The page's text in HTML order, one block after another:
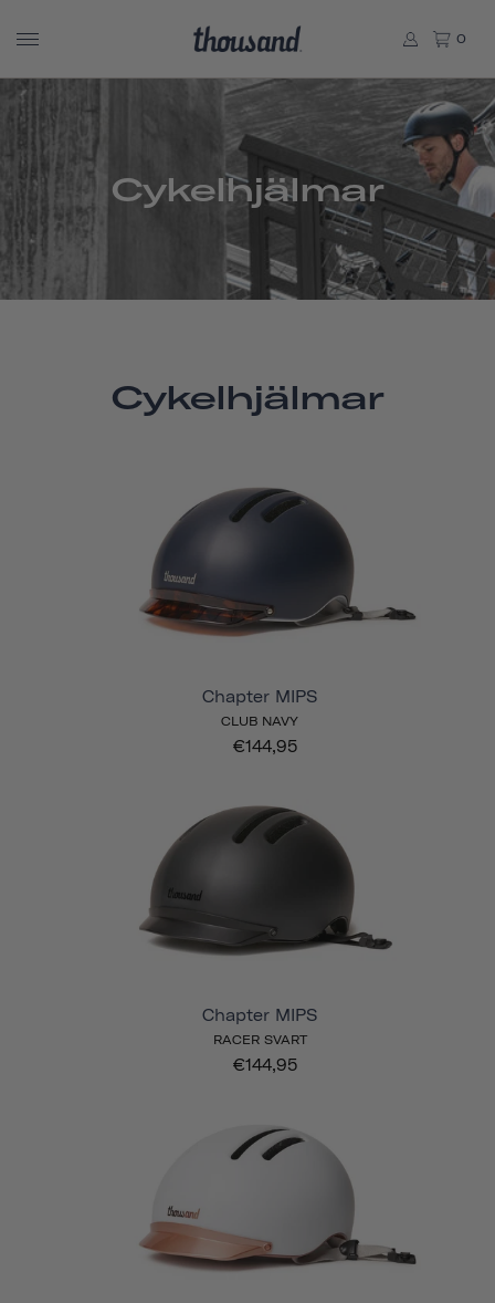
0
Cykelhjälmar
Cykelhjälmar
Chapter MIPS
CLUB NAVY
€144,95
Chapter MIPS
RACER SVART
€144,95